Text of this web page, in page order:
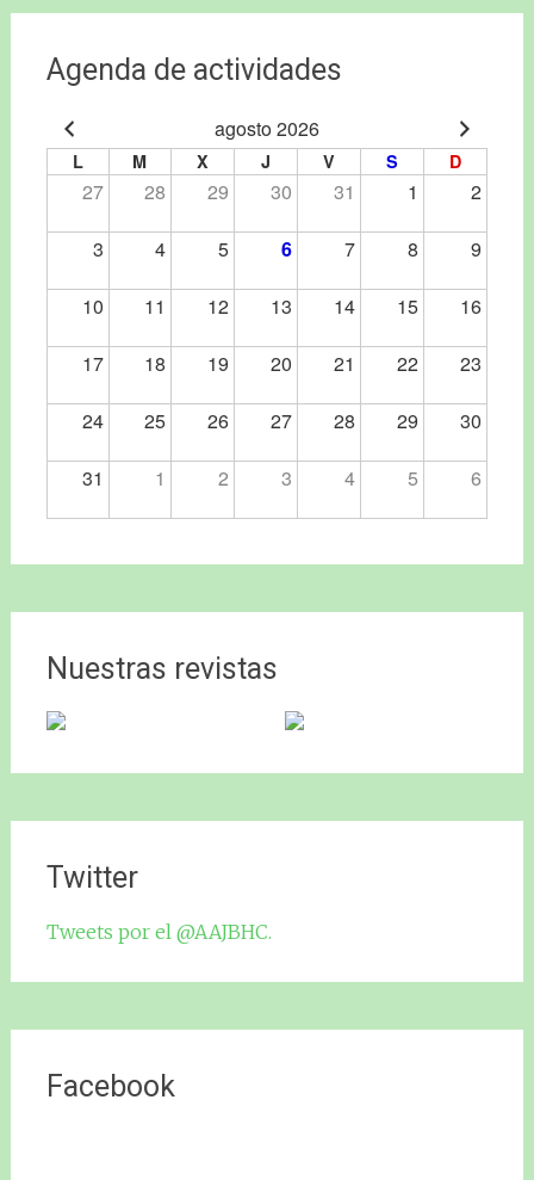
Agenda de actividades
agosto 2026
L M X J V S D
27 28 29 30 31 1 2
3 4 5 6 7 8 9
10 11 12 13 14 15 16
17 18 19 20 21 22 23
24 25 26 27 28 29 30
31 1 2 3 4 5 6
Nuestras revistas
Twitter
Tweets por el @AAJBHC.
Facebook